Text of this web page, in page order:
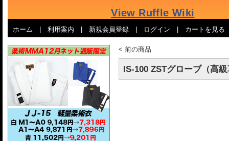
ホーム 利用案内 新規会員登録 ログイン カートを見る
< 前の商品
IS-100 ZSTグローブ（高